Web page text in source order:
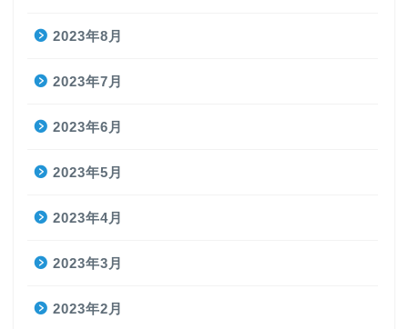
2023年8月
2023年7月
2023年6月
2023年5月
2023年4月
2023年3月
2023年2月